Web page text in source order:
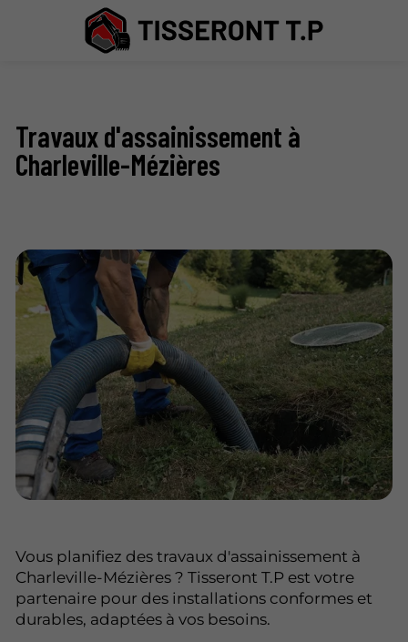
Travaux d'assainissement à
Charleville-Mézières
Vous planifiez des travaux d'assainissement à
Charleville-Mézières ? Tisseront T.P est votre
partenaire pour des installations conformes et
durables, adaptées à vos besoins.